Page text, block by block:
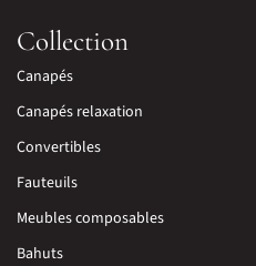
Collection
Canapés
Canapés relaxation
Convertibles
Fauteuils
Meubles composables
Bahuts